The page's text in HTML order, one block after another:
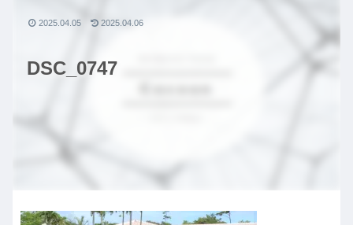
DSC_0747
2025.04.05 2025.04.06